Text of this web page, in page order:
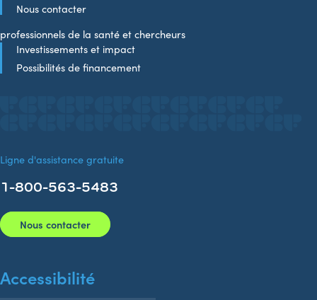
Nous contacter
professionnels de la santé et chercheurs
Investissements et impact
Possibilités de financement
Accessibilité
Ligne d'assistance gratuite
1-800-563-5483
Nous contacter